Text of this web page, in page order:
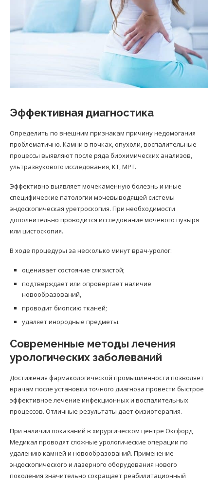
Эффективная диагностика
Определить по внешним признакам причину недомогания
проблематично. Камни в почках, опухоли, воспалительные
процессы выявляют после ряда биохимических анализов,
ультразвукового исследования, КТ, МРТ.
Эффективно выявляет мочекаменную болезнь и иные
специфические патологии мочевыводящей системы
эндоскопическая уретроскопия. При необходимости
дополнительно проводится исследование мочевого пузыря
или цистоскопия.
В ходе процедуры за несколько минут врач-уролог:
оценивает состояние слизистой;
подтверждает или опровергает наличие
новообразований,
проводит биопсию тканей;
удаляет инородные предметы.
Современные методы лечения
урологических заболеваний
Достижения фармакологической промышленности позволяет
врачам после установки точного диагноза провести быстрое
эффективное лечение инфекционных и воспалительных
процессов. Отличные результаты дает физиотерапия.
При наличии показаний в хирургическом центре Оксфорд
Медикал проводят сложные урологические операции по
удалению камней и новообразований. Применение
эндоскопического и лазерного оборудования нового
поколения значительно сокращает реабилитационный